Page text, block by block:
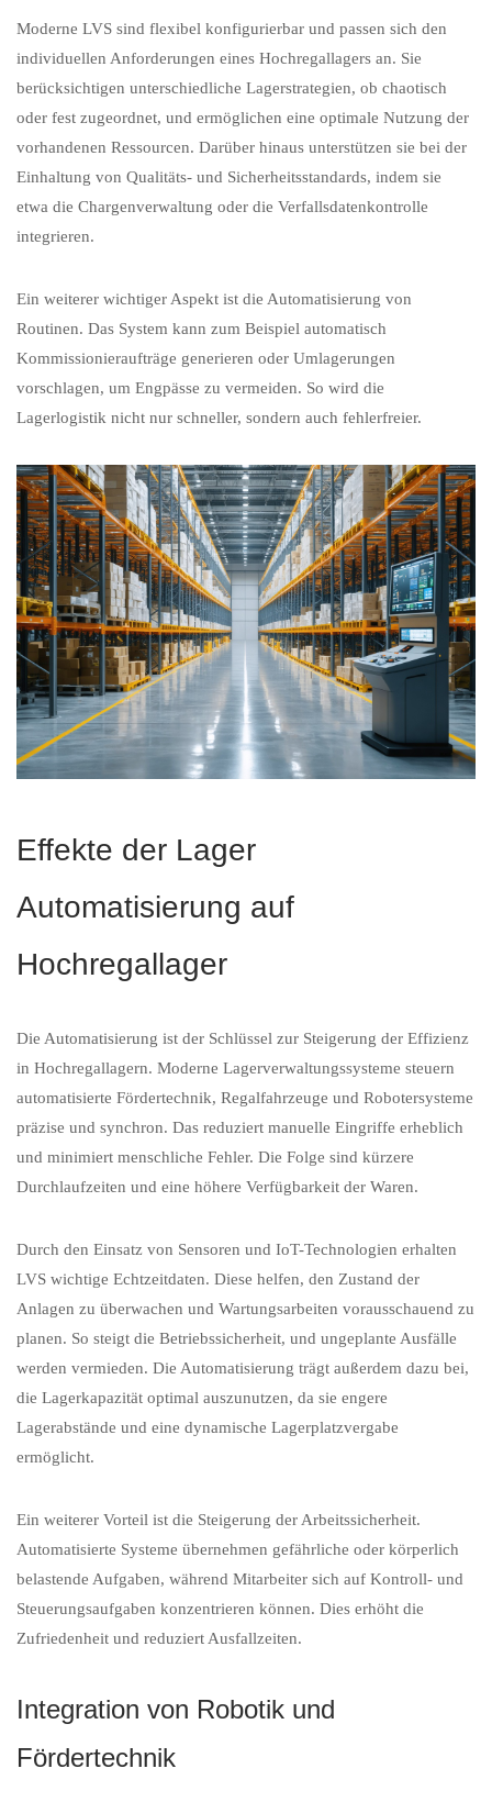
Moderne LVS sind flexibel konfigurierbar und passen sich den
individuellen Anforderungen eines Hochregallagers an. Sie
berücksichtigen unterschiedliche Lagerstrategien, ob chaotisch
oder fest zugeordnet, und ermöglichen eine optimale Nutzung der
vorhandenen Ressourcen. Darüber hinaus unterstützen sie bei der
Einhaltung von Qualitäts- und Sicherheitsstandards, indem sie
etwa die Chargenverwaltung oder die Verfallsdatenkontrolle
integrieren.
Ein weiterer wichtiger Aspekt ist die Automatisierung von
Routinen. Das System kann zum Beispiel automatisch
Kommissionieraufträge generieren oder Umlagerungen
vorschlagen, um Engpässe zu vermeiden. So wird die
Lagerlogistik nicht nur schneller, sondern auch fehlerfreier.
Effekte der Lager
Automatisierung auf
Hochregallager
Die Automatisierung ist der Schlüssel zur Steigerung der Effizienz
in Hochregallagern. Moderne Lagerverwaltungssysteme steuern
automatisierte Fördertechnik, Regalfahrzeuge und Robotersysteme
präzise und synchron. Das reduziert manuelle Eingriffe erheblich
und minimiert menschliche Fehler. Die Folge sind kürzere
Durchlaufzeiten und eine höhere Verfügbarkeit der Waren.
Durch den Einsatz von Sensoren und IoT-Technologien erhalten
LVS wichtige Echtzeitdaten. Diese helfen, den Zustand der
Anlagen zu überwachen und Wartungsarbeiten vorausschauend zu
planen. So steigt die Betriebssicherheit, und ungeplante Ausfälle
werden vermieden. Die Automatisierung trägt außerdem dazu bei,
die Lagerkapazität optimal auszunutzen, da sie engere
Lagerabstände und eine dynamische Lagerplatzvergabe
ermöglicht.
Ein weiterer Vorteil ist die Steigerung der Arbeitssicherheit.
Automatisierte Systeme übernehmen gefährliche oder körperlich
belastende Aufgaben, während Mitarbeiter sich auf Kontroll- und
Steuerungsaufgaben konzentrieren können. Dies erhöht die
Zufriedenheit und reduziert Ausfallzeiten.
Integration von Robotik und
Fördertechnik